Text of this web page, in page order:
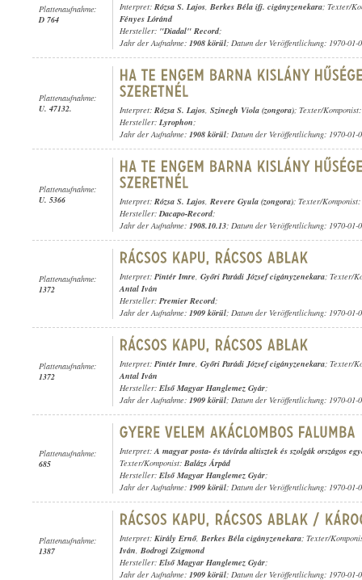
Plattenaufnahme:
D 764
Interpret: Rózsa S. Lajos, Berkes Béla ifj. cigányzenekara; Texter/
Fényes Lóránd
Hersteller: "Diadal" Record;
Jahr der Aufnahme: 1908 körül; Datum der Veröffentlichung: 1970-01-
Plattenaufnahme:
U. 47132.
Interpret: Rózsa S. Lajos, Szinegh Viola (zongora); Texter/
Hersteller: Lyrophon;
Jahr der Aufnahme: 1908 körül; Datum der Veröffentlichung: 1970-01-
Plattenaufnahme:
U. 5366
Interpret: Rózsa S. Lajos, Revere Gyula (zongora); Texter/Komponist:
Hersteller:Dacapo-Record;
Jahr der Aufnahme: 1908.10.13; Datum der Veröffentlichung: 1970-01-
Plattenaufnahme:
1372
Interpret: Pintér Imre, Győri Parádi József cigányzenekara; Texter/
Antal Iván
Hersteller: Premier Record;
Jahr der Aufnahme: 1909 körül; Datum der Veröffentlichung: 1970-01-
Plattenaufnahme:
1372
Interpret: Pintér Imre, Győri Parádi József cigányzenekara; Texter/
Antal Iván
Hersteller: Első Magyar Hanglemez Gyár;
Jahr der Aufnahme: 1909 körül; Datum der Veröffentlichung: 1970-01-
Plattenaufnahme:
685
Interpret:A magyar posta- és távírda altisztek és szolgák országos
Texter/Komponist: Balázs Árpád
Hersteller: Első Magyar Hanglemez Gyár;
Jahr der Aufnahme: 1909 körül; Datum der Veröffentlichung: 1970-01-
Plattenaufnahme:
1387
Interpret: Király Ernő, Berkes Béla cigányzenekara; Texter/
Iván, Bodrogi Zsigmond
Hersteller: Első Magyar Hanglemez Gyár;
Jahr der Aufnahme: 1909 körül; Datum der Veröffentlichung: 1970-01-